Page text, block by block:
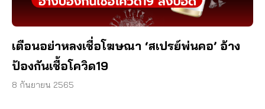
เตือนอย่าหลงเชื่อโฆษณา ‘สเปรย์พ่นคอ’ อ้าง
ป้องกันเชื้อโควิด19
8 กันยายน 2565